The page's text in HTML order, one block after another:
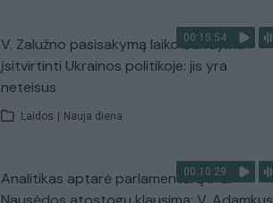
00:15:54
V. Zalužno pasisakymą laiko bandymu
įsitvirtinti Ukrainos politikoje: jis yra
neteisus
Laidos | Nauja diena
00:10:29
Analitikas aptarė parlamentarų ir G.